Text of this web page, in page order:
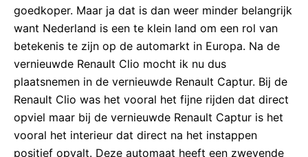
goedkoper. Maar ja dat is dan weer minder belangrijk
want Nederland is een te klein land om een rol van
betekenis te zijn op de automarkt in Europa. Na de
vernieuwde Renault Clio mocht ik nu dus
plaatsnemen in de vernieuwde Renault Captur. Bij de
Renault Clio was het vooral het fijne rijden dat direct
opviel maar bij de vernieuwde Renault Captur is het
vooral het interieur dat direct na het instappen
positief opvalt. Deze automaat heeft een zwevende